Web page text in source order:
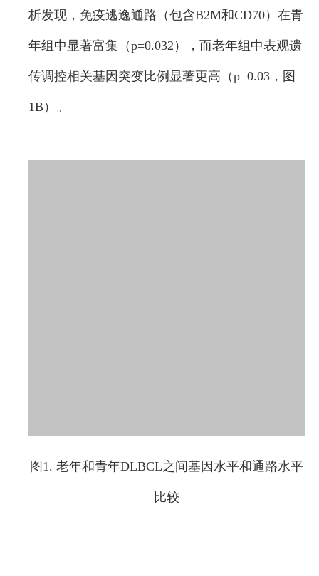
析发现，免疫逃逸通路（包含B2M和CD70）在青
年组中显著富集（p=0.032），而老年组中表观遗
传调控相关基因突变比例显著更高（p=0.03，图
1B）。
图1. 老年和青年DLBCL之间基因水平和通路水平
比较